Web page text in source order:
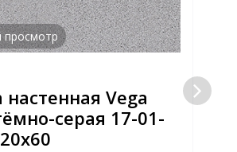
просмотр
Vega
серая 17-01-